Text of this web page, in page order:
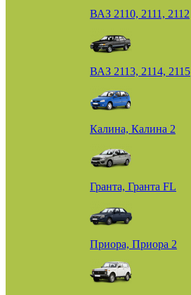
ВАЗ 2110, 2111, 2112
ВАЗ 2113, 2114, 2115
Калина, Калина 2
Гранта, Гранта FL
Приора, Приора 2